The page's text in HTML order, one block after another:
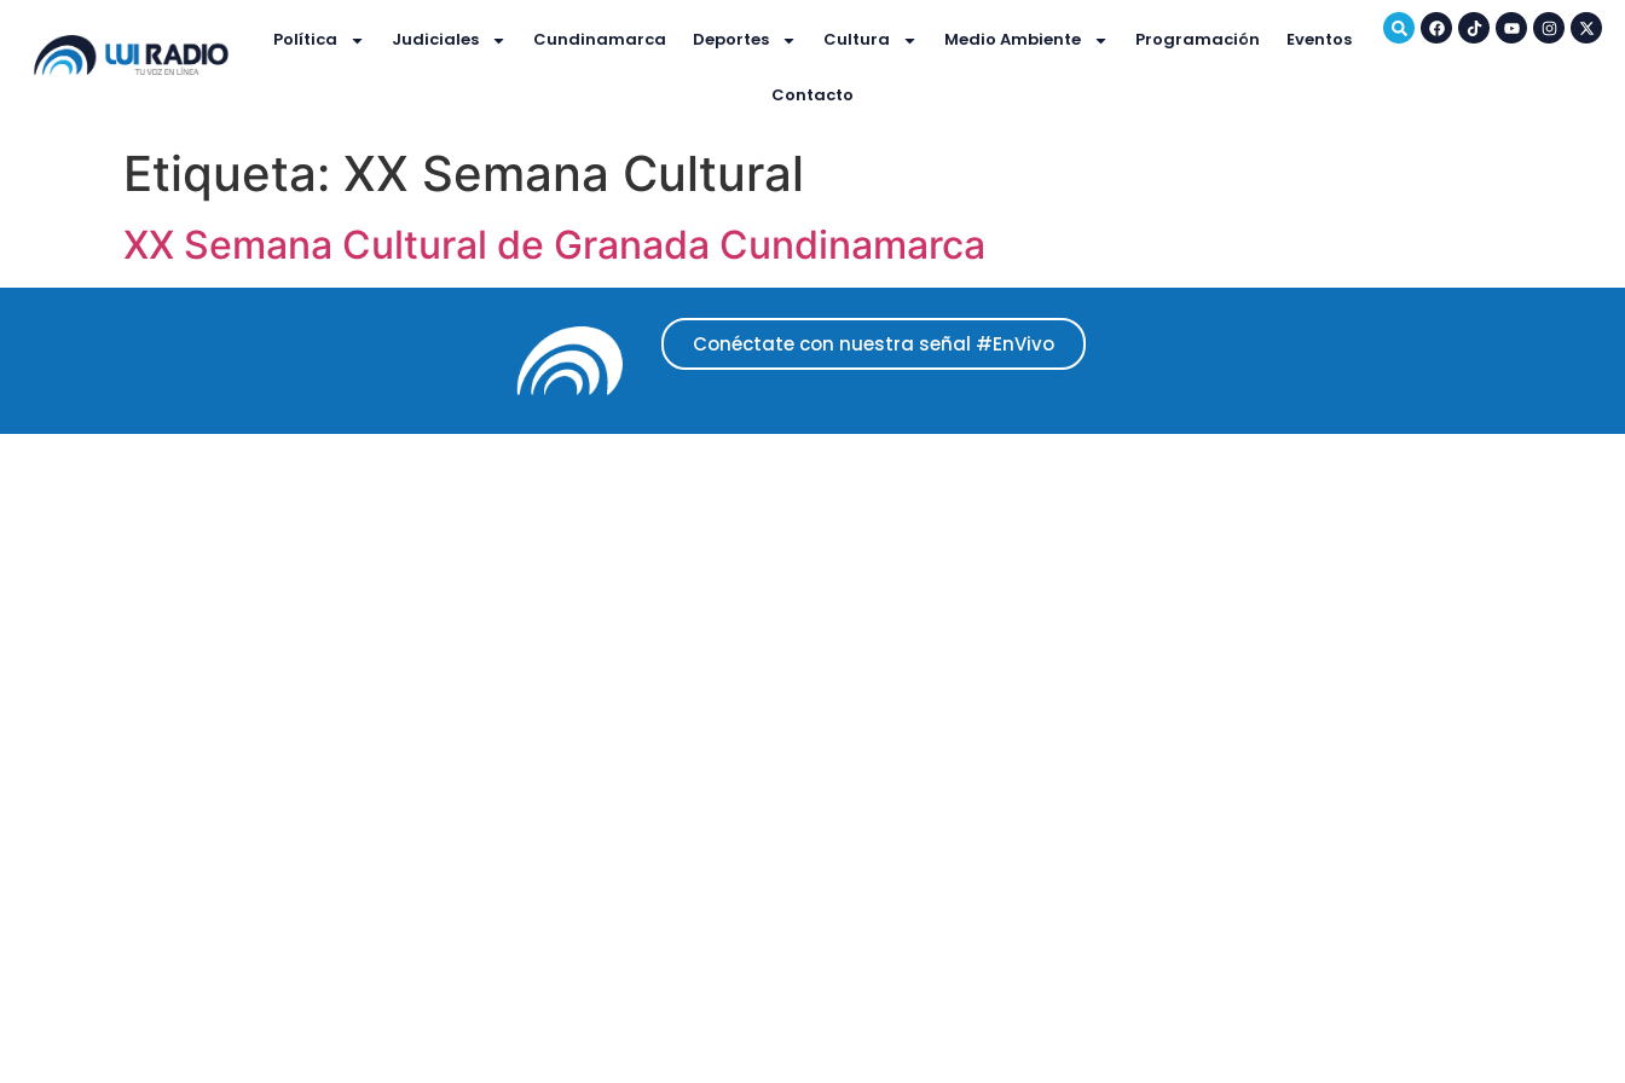
Política Judiciales Cundinamarca Deportes Cultura Medio Ambiente Programación Eventos
Contacto
Etiqueta: XX Semana Cultural
XX Semana Cultural de Granada Cundinamarca
Conéctate con nuestra señal #EnVivo